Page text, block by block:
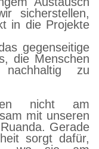
sicherstellen,
in die Projekte
gegenseitige
die Menschen
zu
nicht am
mit unseren
Gerade
sorgt dafür,